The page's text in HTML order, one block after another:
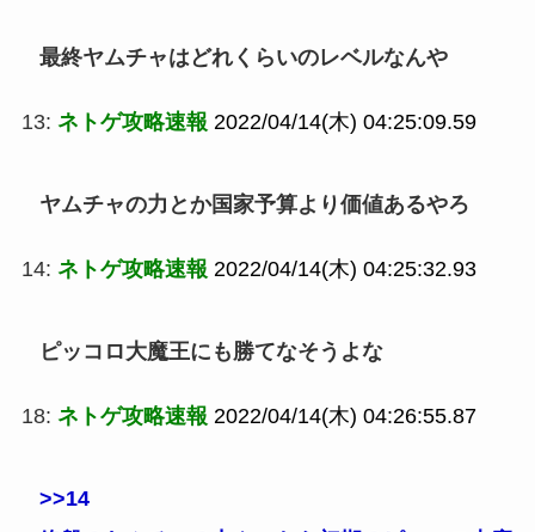
最終ヤムチャはどれくらいのレベルなんや
13: ネトゲ攻略速報 2022/04/14(木) 04:25:09.59
ヤムチャの力とか国家予算より価値あるやろ
14: ネトゲ攻略速報 2022/04/14(木) 04:25:32.93
ピッコロ大魔王にも勝てなそうよな
18: ネトゲ攻略速報 2022/04/14(木) 04:26:55.87
>>14